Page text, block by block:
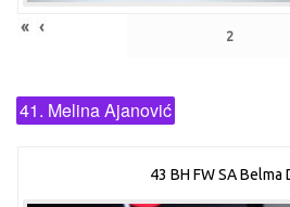
« ‹
41. Melina Ajanović
43 BH FW SA Belma